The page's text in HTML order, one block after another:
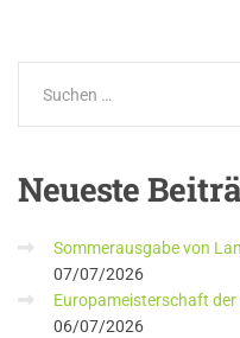
Neueste
Sommerausgabe von
07/07/2026
Europameisterschaft
06/07/2026